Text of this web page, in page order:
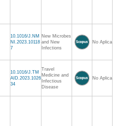
10.1016/J.NM
NI.2023.10118
7
New Microbes
and New
Infections
No Aplica
10.1016/J.TM
AID.2023.1026
34
Travel
Medicine and
Infectious
Disease
No Aplica